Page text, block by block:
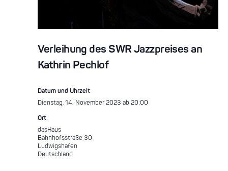
Verleihung des SWR Jazzpreises an
Kathrin Pechlof
Datum und Uhrzeit
Dienstag, 14. November 2023 ab 20:00
Ort
dasHaus
Bahnhofsstraße 30
Ludwigshafen
Deutschland